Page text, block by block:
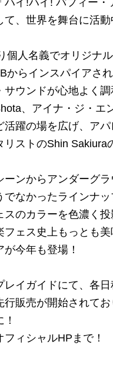
ハイ!ハイ! パフィー
て、世界を舞台に活動
個人名義でオリジナ
からインスパイアさ
サウンドが心地よく
、アイナ・ジ・エ
活躍の場を広げ、ア
リストのShin Sakiura
ーンからアンダーグ
でなかったラインナッ
スのカラーを色濃く
フェス史上もっとも
が今年も登場！
レイガイドにて、各
行販売が開始されて
フィシャルHPまで！